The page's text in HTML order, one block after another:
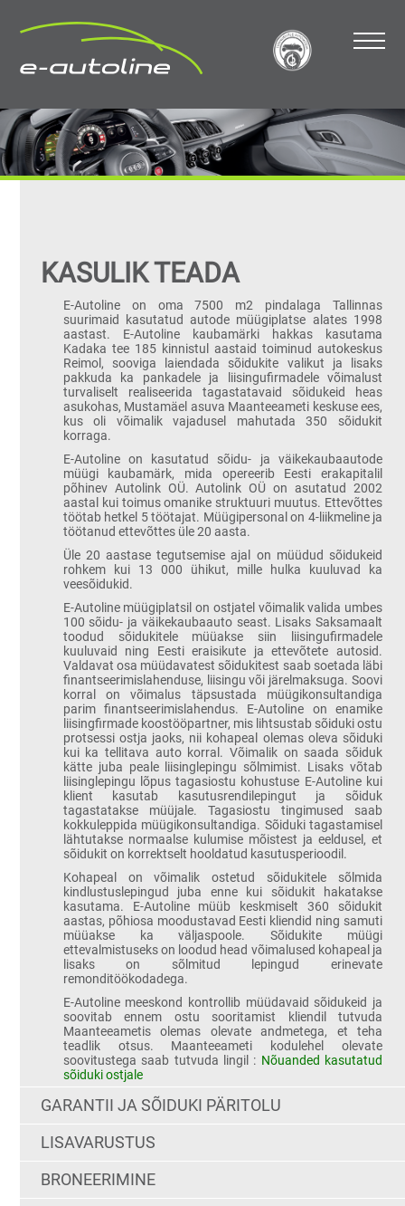
KASULIK TEADA
E-Autoline on oma 7500 m2 pindalaga Tallinnas
suurimaid kasutatud autode müügiplatse alates 1998
aastast. E-Autoline kaubamärki hakkas kasutama
Kadaka tee 185 kinnistul aastaid toiminud autokeskus
Reimol, sooviga laiendada sõidukite valikut ja lisaks
pakkuda ka pankadele ja liisingufirmadele võimalust
turvaliselt realiseerida tagastatavaid sõidukeid heas
asukohas, Mustamäel asuva Maanteeameti keskuse ees,
kus oli võimalik vajadusel mahutada 350 sõidukit
korraga.
E-Autoline on kasutatud sõidu- ja väikekaubaautode
müügi kaubamärk, mida opereerib Eesti erakapitalil
põhinev Autolink OÜ. Autolink OÜ on asutatud 2002
aastal kui toimus omanike struktuuri muutus. Ettevõttes
töötab hetkel 5 töötajat. Müügipersonal on 4-liikmeline ja
töötanud ettevõttes üle 20 aasta.
Üle 20 aastase tegutsemise ajal on müüdud sõidukeid
rohkem kui 13 000 ühikut, mille hulka kuuluvad ka
veesõidukid.
E-Autoline müügiplatsil on ostjatel võimalik valida umbes
100 sõidu- ja väikekaubaauto seast. Lisaks Saksamaalt
toodud sõidukitele müüakse siin liisingufirmadele
kuuluvaid ning Eesti eraisikute ja ettevõtete autosid.
Valdavat osa müüdavatest sõidukitest saab soetada läbi
finantseerimislahenduse, liisingu või järelmaksuga. Soovi
korral on võimalus täpsustada müügikonsultandiga
parim finantseerimislahendus. E-Autoline on enamike
liisingfirmade koostööpartner, mis lihtsustab sõiduki ostu
protsessi ostja jaoks, nii kohapeal olemas oleva sõiduki
kui ka tellitava auto korral. Võimalik on saada sõiduk
kätte juba peale liisinglepingu sõlmimist. Lisaks võtab
liisinglepingu lõpus tagasiostu kohustuse E-Autoline kui
klient kasutab kasutusrendilepingut ja sõiduk
tagastatakse müüjale. Tagasiostu tingimused saab
kokkuleppida müügikonsultandiga. Sõiduki tagastamisel
lähtutakse normaalse kulumise mõistest ja eeldusel, et
sõidukit on korrektselt hooldatud kasutusperioodil.
Kohapeal on võimalik ostetud sõidukitele sõlmida
kindlustuslepingud juba enne kui sõidukit hakatakse
kasutama. E-Autoline müüb keskmiselt 360 sõidukit
aastas, põhiosa moodustavad Eesti kliendid ning samuti
müüakse ka väljaspoole. Sõidukite müügi
ettevalmistuseks on loodud head võimalused kohapeal ja
lisaks on sõlmitud lepingud erinevate
remonditöökodadega.
E-Autoline meeskond kontrollib müüdavaid sõidukeid ja
soovitab ennem ostu sooritamist kliendil tutvuda
Maanteeametis olemas olevate andmetega, et teha
teadlik otsus. Maanteeameti kodulehel olevate
soovitustega saab tutvuda lingil : Nõuanded kasutatud
sõiduki ostjale
GARANTII JA SÕIDUKI PÄRITOLU
LISAVARUSTUS
BRONEERIMINE